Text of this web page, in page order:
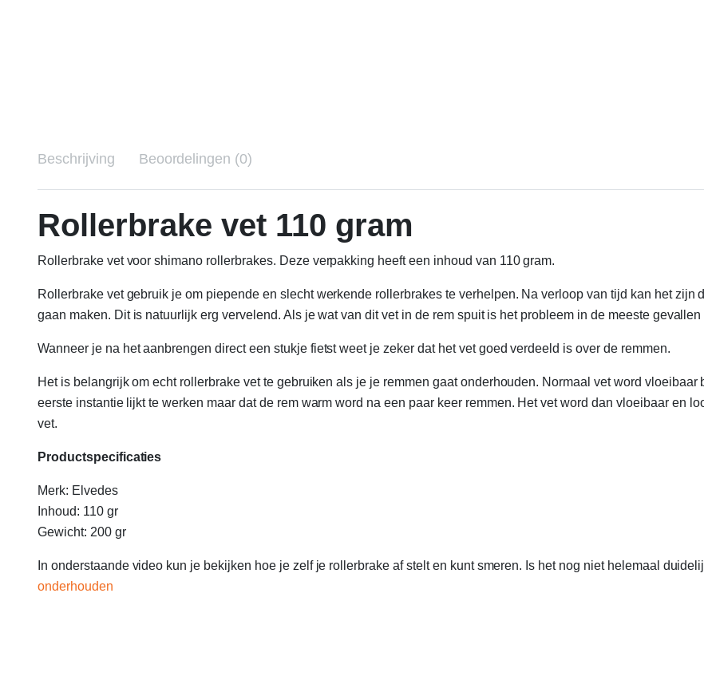
Beschrijving Beoordelingen (0)
Rollerbrake vet 110 gram
Rollerbrake vet voor shimano rollerbrakes. Deze verpakking heeft een inhoud van 110 gram.
Rollerbrake vet gebruik je om piepende en slecht werkende rollerbrakes te verhelpen. Na verloop van tijd kan het
gaan maken. Dit is natuurlijk erg vervelend. Als je wat van dit vet in de rem spuit is het probleem in de meeste gevallen
Wanneer je na het aanbrengen direct een stukje fietst weet je zeker dat het vet goed verdeeld is over de remmen.
Het is belangrijk om echt rollerbrake vet te gebruiken als je je remmen gaat onderhouden. Normaal vet word
eerste instantie lijkt te werken maar dat de rem warm word na een paar keer remmen. Het vet word dan vloeibaar en
vet.
Productspecificaties
Merk: Elvedes
Inhoud: 110 gr
Gewicht: 200 gr
In onderstaande video kun je bekijken hoe je zelf je rollerbrake af stelt en kunt smeren. Is het nog niet helemaal
onderhouden